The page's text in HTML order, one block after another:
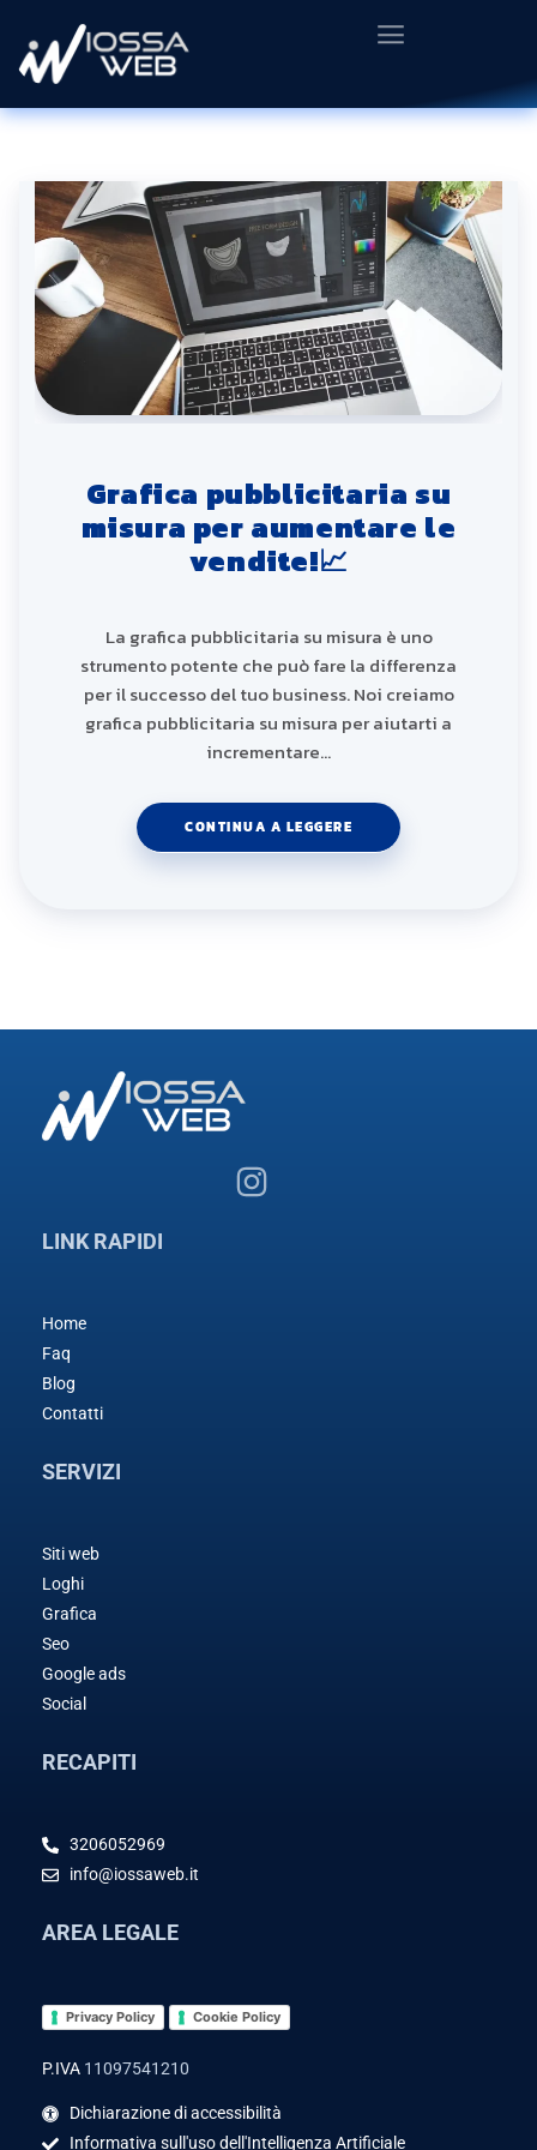
Grafica pubblicitaria su
misura per aumentare le
vendite!📈
La grafica pubblicitaria su misura è uno
strumento potente che può fare la differenza
per il successo del tuo business. Noi creiamo
grafica pubblicitaria su misura per aiutarti a
incrementare…
CONTINUA A LEGGERE
LINK RAPIDI
Home
Faq
Blog
Contatti
SERVIZI
Siti web
Loghi
Grafica
Seo
Google ads
Social
RECAPITI
3206052969
info@iossaweb.it
AREA LEGALE
Privacy Policy Cookie Policy
P.IVA 11097541210
Dichiarazione di accessibilità
Informativa sull'uso dell'Intelligenza Artificiale